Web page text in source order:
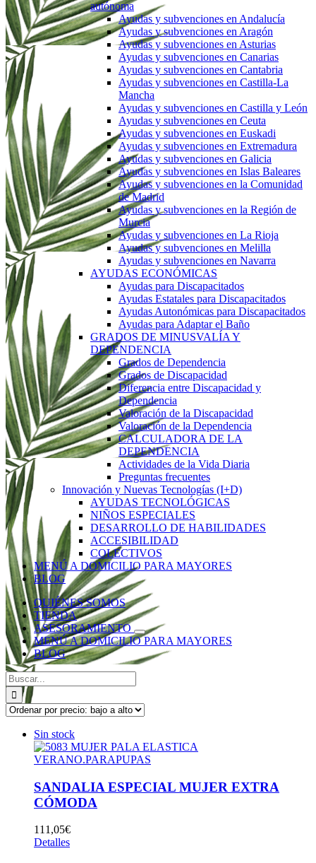
autónoma
Ayudas y subvenciones en Andalucía
Ayudas y subvenciones en Aragón
Ayudas y subvenciones en Asturias
Ayudas y subvenciones en Canarias
Ayudas y subvenciones en Cantabria
Ayudas y subvenciones en Castilla-La
Mancha
Ayudas y subvenciones en Castilla y León
Ayudas y subvenciones en Ceuta
Ayudas y subvenciones en Euskadi
Ayudas y subvenciones en Extremadura
Ayudas y subvenciones en Galicia
Ayudas y subvenciones en Islas Baleares
Ayudas y subvenciones en la Comunidad
de Madrid
Ayudas y subvenciones en la Región de
Murcia
Ayudas y subvenciones en La Rioja
Ayudas y subvenciones en Melilla
Ayudas y subvenciones en Navarra
AYUDAS ECONÓMICAS
Ayudas para Discapacitados
Ayudas Estatales para Discapacitados
Ayudas Autonómicas para Discapacitados
Ayudas para Adaptar el Baño
GRADOS DE MINUSVALÍA Y
DEPENDENCIA
Grados de Dependencia
Grados de Discapacidad
Diferencia entre Discapacidad y
Dependencia
Valoración de la Discapacidad
Valoración de la Dependencia
CALCULADORA DE LA
DEPENDENCIA
Actividades de la Vida Diaria
Preguntas frecuentes
Innovación y Nuevas Tecnologías (I+D)
AYUDAS TECNOLÓGICAS
NIÑOS ESPECIALES
DESARROLLO DE HABILIDADES
ACCESIBILIDAD
COLECTIVOS
MENÚ A DOMICILIO PARA MAYORES
BLOG
QUIÉNES SOMOS
TIENDA
ASESORAMIENTO
MENÚ A DOMICILIO PARA MAYORES
BLOG
Buscar:
Sin stock
SANDALIA ESPECIAL MUJER EXTRA
CÓMODA
111,05€
Detalles